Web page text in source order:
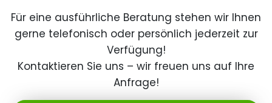
Für eine ausführliche Beratung stehen wir Ihnen
gerne telefonisch oder persönlich jederzeit zur
Verfügung!
Kontaktieren Sie uns – wir freuen uns auf Ihre
Anfrage!